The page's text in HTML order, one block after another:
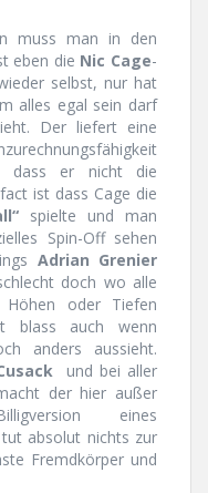
muss man in den
eben die Nic Cage-
selbst, nur hat
alles egal sein darf
Der liefert eine
dass er nicht die
ist dass Cage die
spielte und man
Spin-Off sehen
Adrian Grenier
doch wo alle
Höhen oder Tiefen
blass auch wenn
anders aussieht.
und bei aller
der hier außer
eines
tut absolut nichts zur
Fremdkörper und